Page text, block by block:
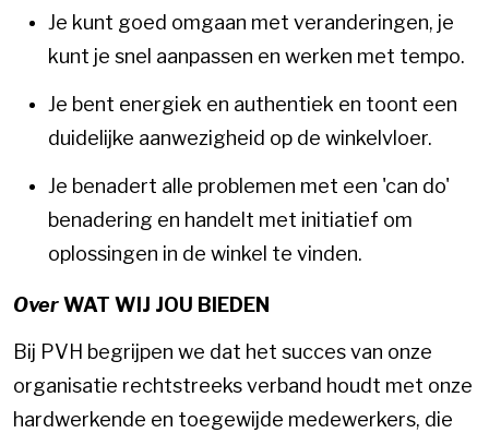
Je kunt goed omgaan met veranderingen, je
kunt je snel aanpassen en werken met tempo.
Je bent energiek en authentiek en toont een
duidelijke aanwezigheid op de winkelvloer.
Je benadert alle problemen met een 'can do'
benadering en handelt met initiatief om
oplossingen in de winkel te vinden.
OverWAT WIJ JOU BIEDEN
Bij PVH begrijpen we dat het succes van onze
organisatie rechtstreeks verband houdt met onze
hardwerkende en toegewijde medewerkers, die